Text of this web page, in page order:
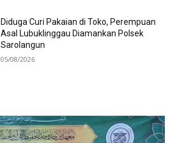
Diduga Curi Pakaian di Toko, Perempuan
Asal Lubuklinggau Diamankan Polsek
Sarolangun
05/08/2026